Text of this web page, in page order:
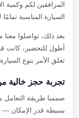
المرافقين لكم وكمية
السيارة المناسبة تمامًا
بعد ذلك، تواصلوا معنا
أطول للتحضير، كانت
تعلق الأمر بنوع
تجربة حجز خالية من
صممنا طريقة التعامل
بسيطة قدر الإمكان —